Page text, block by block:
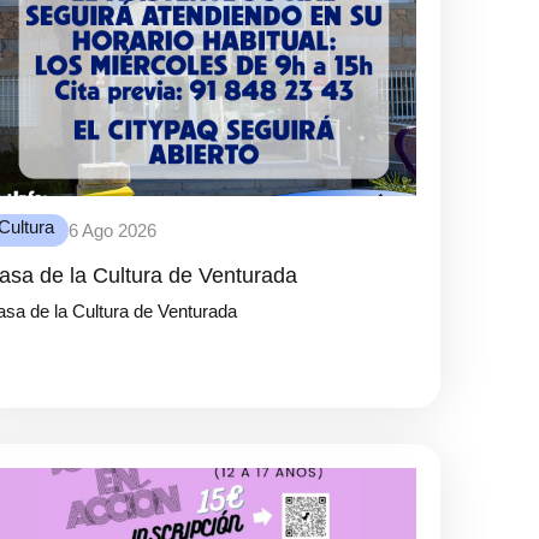
6 Ago 2026
de la Cultura de Venturada
de la Cultura de Venturada